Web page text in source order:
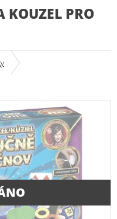
KOUZEL PRO